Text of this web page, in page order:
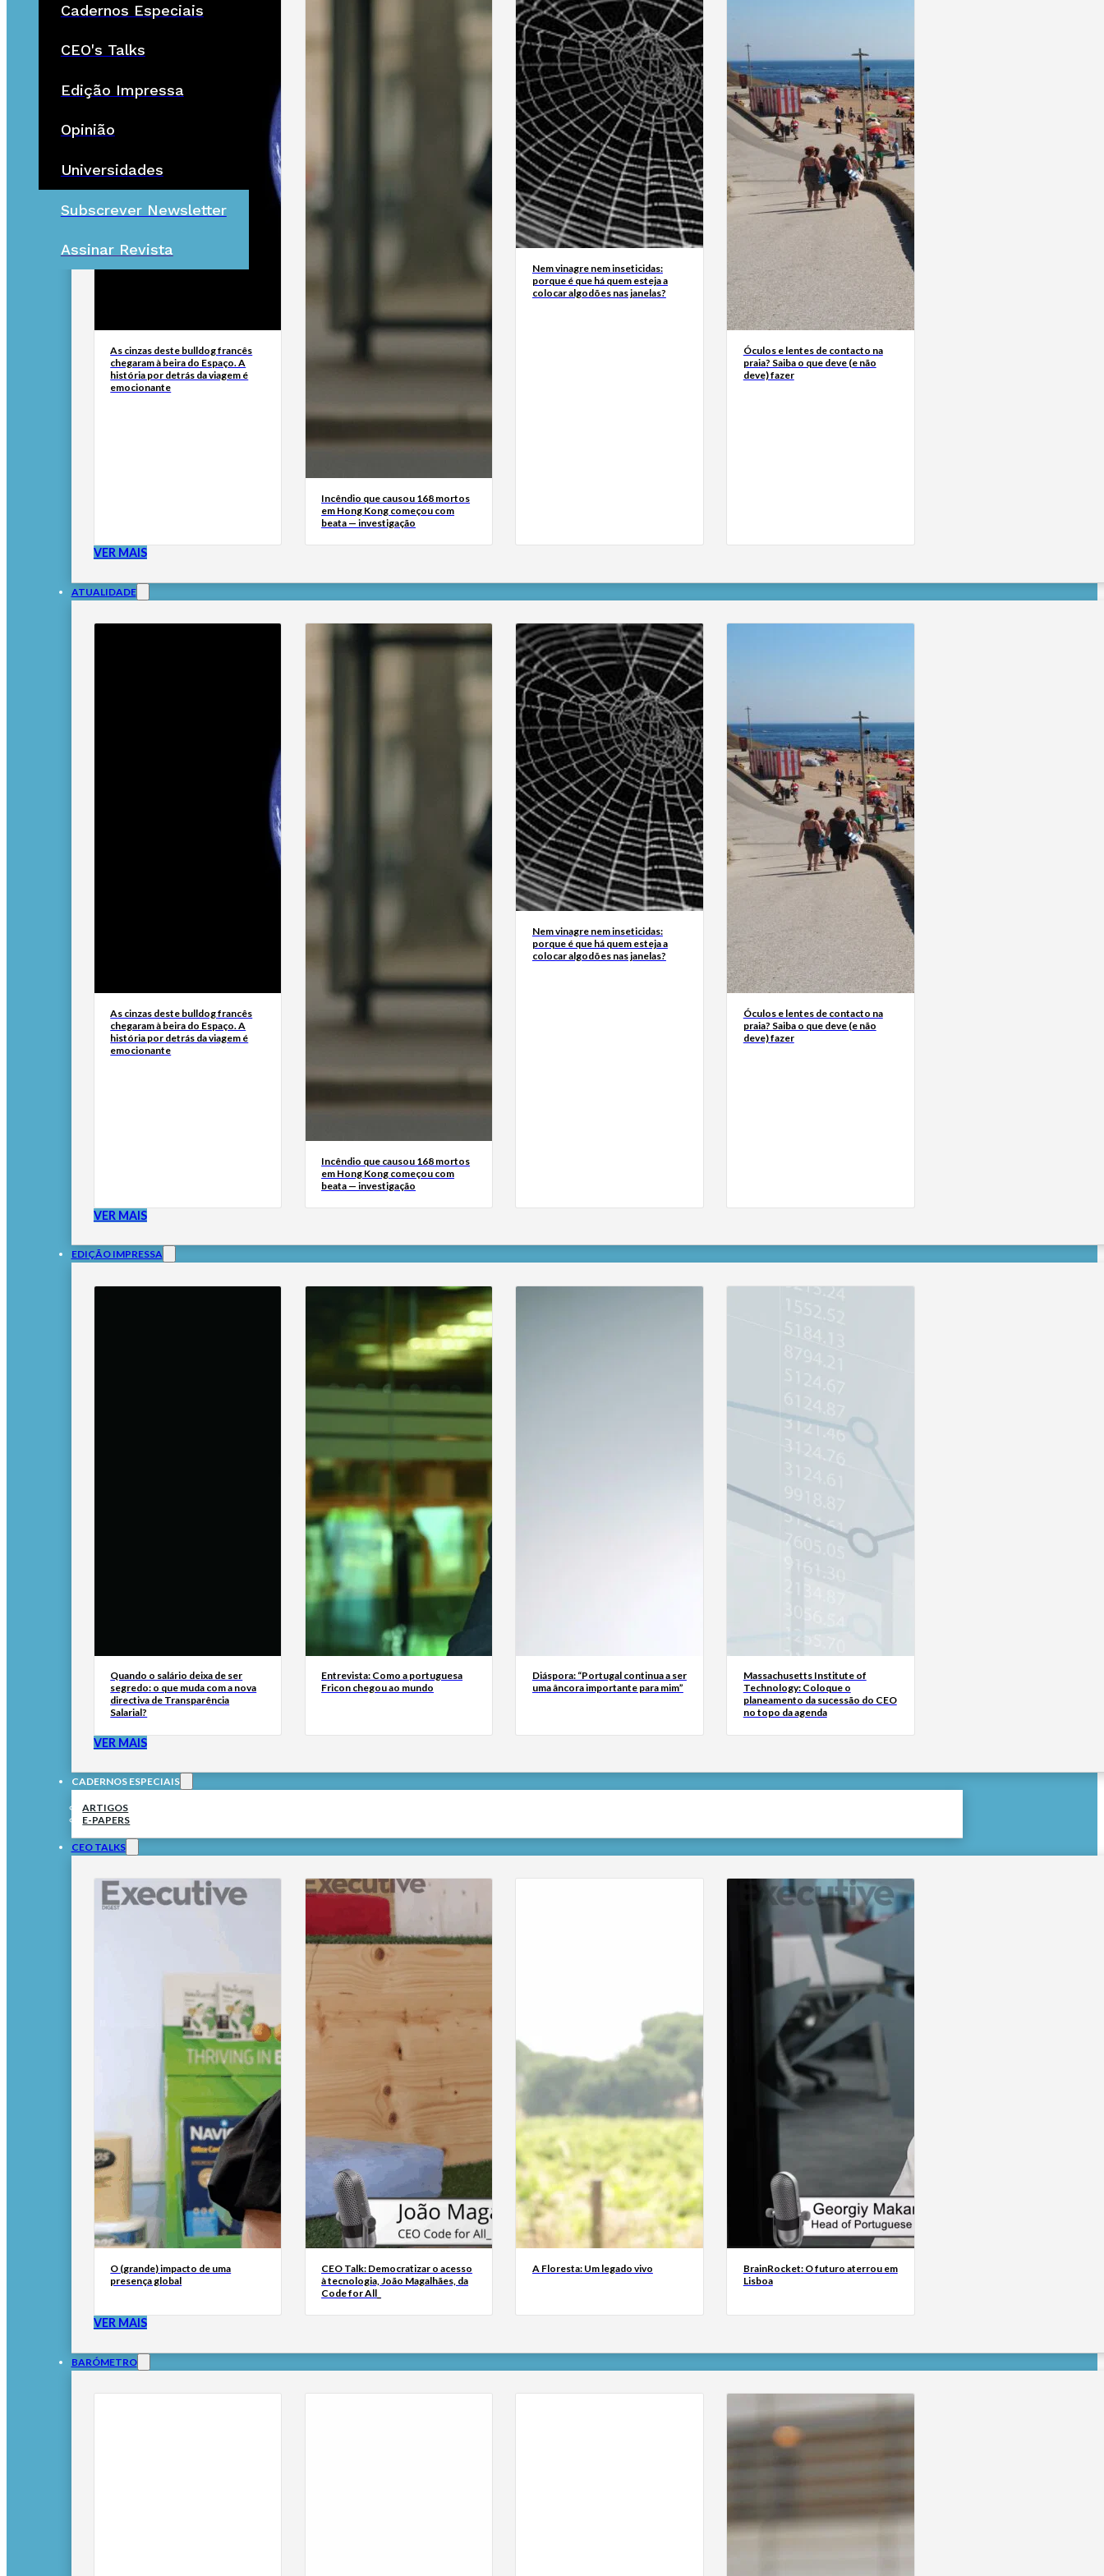
Cadernos Especiais
CEO's Talks
Edição Impressa
Opinião
Universidades
Subscrever Newsletter
Assinar Revista
As cinzas deste bulldog francês
chegaram à beira do Espaço. A
história por detrás da viagem é
emocionante
Incêndio que causou 168 mortos
em Hong Kong começou com
beata — investigação
Nem vinagre nem inseticidas:
porque é que há quem esteja a
colocar algodões nas janelas?
Óculos e lentes de contacto na
praia? Saiba o que deve (e não
deve) fazer
VER MAIS
ATUALIDADE
As cinzas deste bulldog francês
chegaram à beira do Espaço. A
história por detrás da viagem é
emocionante
Incêndio que causou 168 mortos
em Hong Kong começou com
beata — investigação
Nem vinagre nem inseticidas:
porque é que há quem esteja a
colocar algodões nas janelas?
Óculos e lentes de contacto na
praia? Saiba o que deve (e não
deve) fazer
VER MAIS
EDIÇÃO IMPRESSA
Quando o salário deixa de ser
segredo: o que muda com a nova
directiva de Transparência
Salarial?
Entrevista: Como a portuguesa
Fricon chegou ao mundo
Diáspora: “Portugal continua a ser
uma âncora importante para mim”
Massachusetts Institute of
Technology: Coloque o
planeamento da sucessão do CEO
no topo da agenda
VER MAIS
CADERNOS ESPECIAIS
ARTIGOS
E-PAPERS
CEO TALKS
O (grande) impacto de uma
presença global
CEO Talk: Democratizar o acesso
à tecnologia, João Magalhães, da
Code for All_
A Floresta: Um legado vivo
BrainRocket: O futuro aterrou em
Lisboa
VER MAIS
BARÓMETRO